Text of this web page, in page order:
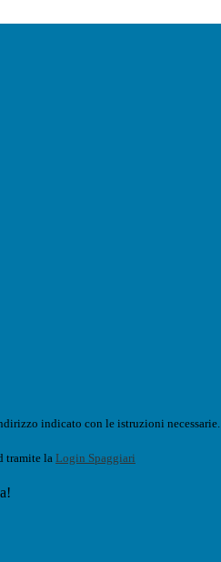
indicato con le istruzioni necessarie.
tramite la Login Spaggiari